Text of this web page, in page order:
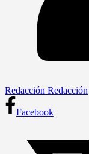
Redacción Redacción
Facebook